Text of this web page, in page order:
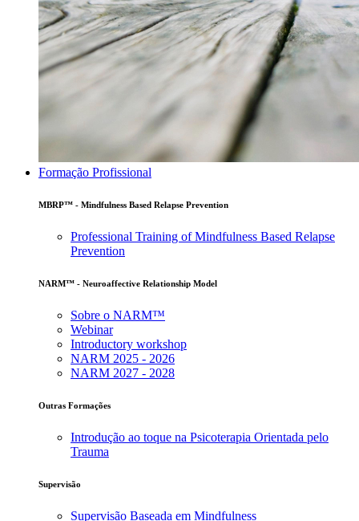
Formação Profissional
MBRP™ - Mindfulness Based Relapse Prevention
Professional Training of Mindfulness Based Relapse
Prevention
NARM™ - Neuroaffective Relationship Model
Sobre o NARM™
Webinar
Introductory workshop
NARM 2025 - 2026
NARM 2027 - 2028
Outras Formações
Introdução ao toque na Psicoterapia Orientada pelo
Trauma
Supervisão
Supervisão Baseada em Mindfulness